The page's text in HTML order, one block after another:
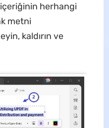
içeriğinin herhangi
metni
kaldırın ve